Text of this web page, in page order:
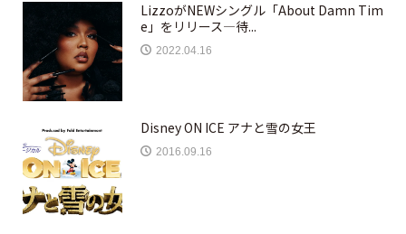
LizzoがNEWシングル「About Damn Tim
e」をリリース—待...
2022.04.16
Disney ON ICE アナと雪の女王
2016.09.16